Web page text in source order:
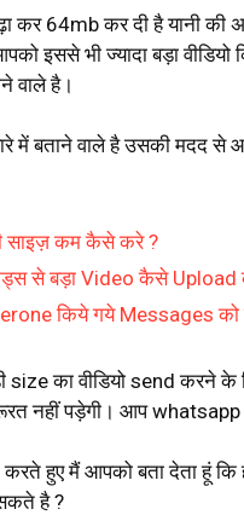
कर 64mb कर दी है यानी
इससे भी ज्यादा बड़ा
वाले है।
में बताने वाले है उसकी मदद
साइज़ कम कैसे करे ?
से बड़ा Video कैसे Upload
किये गये Messages
size का वीडियो send करने
नहीं पड़ेगी। आप
करते हुए मैं आपको बता देता हूं
है ?